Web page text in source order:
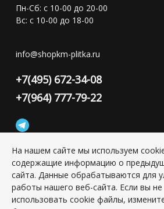
Пн-Сб: с 10-00 до 20-00
Вс: с 10-00 до 18-00
info@shopkm-plitka.ru
+7(495) 672-34-08
+7(964) 777-79-22
Конфиденциальность персональной
Copyright © 2026 ИП Григорьян Юлия
На нашем сайте мы используем
содержащие информацию о
сайта. Данные обрабатываются для
работы нашего веб-сайта. Если вы не
использовать cookie файлы,